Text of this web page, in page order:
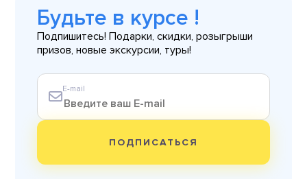
Будьте в курсе !
Подпишитесь! Подарки, скидки, розыгрыши
призов, новые экскурсии, туры!
E-mail
ПОДПИСАТЬСЯ